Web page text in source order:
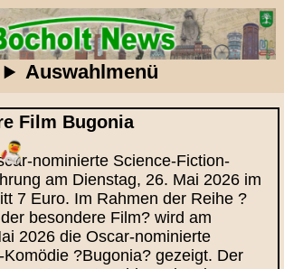
Auswahlmenü
Film Bugonia
nominierte Science-Fiction-
am Dienstag, 26. Mai 2026 im
7 Euro. Im Rahmen der Reihe ?
besondere Film? wird am
2026 die Oscar-nominierte
?Bugonia? gezeigt. Der